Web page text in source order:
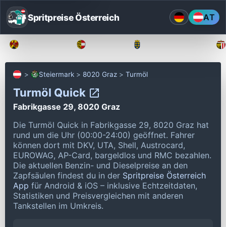
Spritpreise Österreich AT
Steiermark 8020 Graz Turmöl
Turmöl Quick
Fabrikgasse 29, 8020 Graz
Die Turmöl Quick in Fabrikgasse 29, 8020 Graz hat
rund um die Uhr (00:00-24:00) geöffnet. Fahrer
können dort mit DKV, UTA, Shell, Austrocard,
EUROWAG, AP-Card, bargeldlos und RMC bezahlen.
Die aktuellen Benzin- und Dieselpreise an den
Zapfsäulen findest du in der Spritpreise Österreich
App für Android & iOS – inklusive Echtzeitdaten,
Statistiken und Preisvergleichen mit anderen
Tankstellen im Umkreis.